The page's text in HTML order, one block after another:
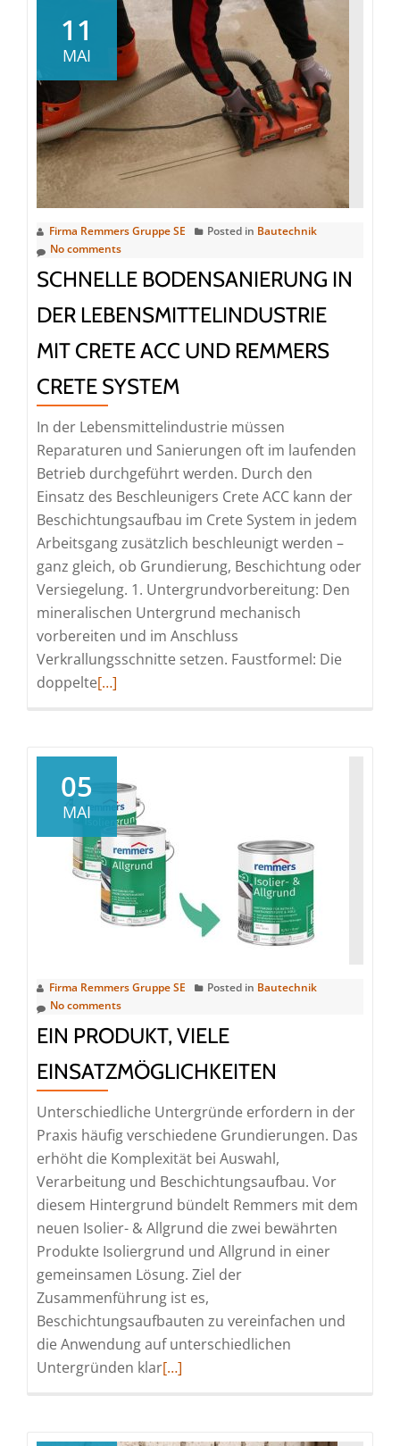
–
im
11
MAI
Firma Remmers Gruppe SE Posted in Bautechnik
No comments
SCHNELLE BODENSANIERUNG IN
DER LEBENSMITTELINDUSTRIE
MIT CRETE ACC UND REMMERS
CRETE SYSTEM
In der Lebensmittelindustrie müssen
Reparaturen und Sanierungen oft im laufenden
Betrieb durchgeführt werden. Durch den
Einsatz des Beschleunigers Crete ACC kann der
Beschichtungsaufbau im Crete System in jedem
Arbeitsgang zusätzlich beschleunigt werden –
ganz gleich, ob Grundierung, Beschichtung oder
Versiegelung. 1. Untergrundvorbereitung: Den
mineralischen Untergrund mechanisch
vorbereiten und im Anschluss
Verkrallungsschnitte setzen. Faustformel: Die
doppelteRead
Schnelle
der
Lebensmittelindustrie
mit
Crete
ACC
Crete
System
[…]
05
MAI
Firma Remmers Gruppe SE Posted in Bautechnik
No comments
EIN PRODUKT, VIELE
EINSATZMÖGLICHKEITEN
Unterschiedliche Untergründe erfordern in der
Praxis häufig verschiedene Grundierungen. Das
erhöht die Komplexität bei Auswahl,
Verarbeitung und Beschichtungsaufbau. Vor
diesem Hintergrund bündelt Remmers mit dem
neuen Isolier- & Allgrund die zwei bewährten
Produkte Isoliergrund und Allgrund in einer
gemeinsamen Lösung. Ziel der
Zusammenführung ist es,
Beschichtungsaufbauten zu vereinfachen und
die Anwendung auf unterschiedlichen
Untergründen klarRead
Ein
[…]